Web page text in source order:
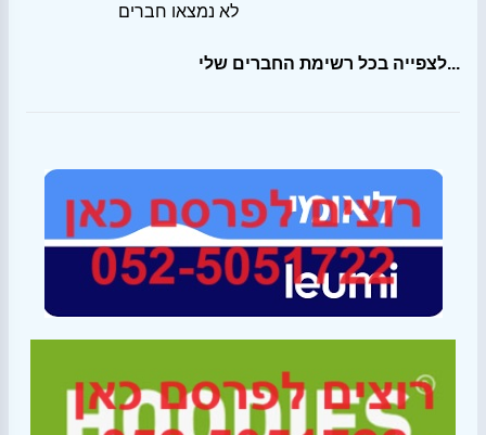
לא נמצאו חברים
לצפייה בכל רשימת החברים שלי...